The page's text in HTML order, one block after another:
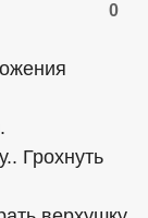
0
Грохнуть